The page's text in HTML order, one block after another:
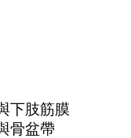
下肢筋膜
骨盆帶